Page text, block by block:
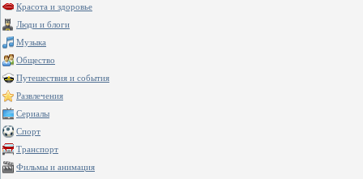
Красота и здоровье
Люди и блоги
Музыка
Общество
Путешествия и события
Развлечения
Сериалы
Спорт
Транспорт
Фильмы и анимация